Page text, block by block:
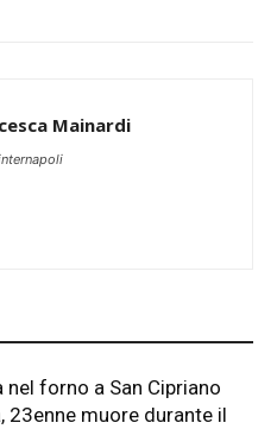
Mainardi
nel forno a San Cipriano
23enne muore durante il